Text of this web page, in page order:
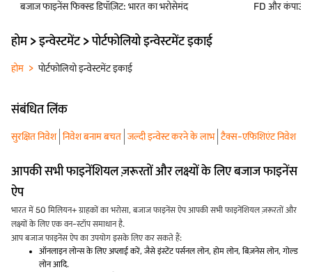
बजाज फाइनेंस फिक्स्ड डिपॉज़िट: भारत का भरोसेमंद FD और
होम > इन्वेस्टमेंट > पोर्टफोलियो इन्वेस्टमेंट इकाई
होम पोर्टफोलियो इन्वेस्टमेंट इकाई
संबंधित लिंक
सुरक्षित निवेश निवेश बनाम बचत जल्दी इन्वेस्ट करने के लाभ टैक्स-एफिशिएंट निवेश
आपकी सभी फाइनेंशियल ज़रूरतों और लक्ष्यों के लिए बजाज फाइनेंस
ऐप
भारत में 50 मिलियन+ ग्राहकों का भरोसा, बजाज फाइनेंस ऐप आपकी सभी फाइनेंशियल ज़रूरतों और
लक्ष्यों के लिए एक वन-स्टॉप समाधान है.
आप बजाज फाइनेंस ऐप का उपयोग इसके लिए कर सकते हैं:
ऑनलाइन लोन्स के लिए अप्लाई करें, जैसे इंस्टेंट पर्सनल लोन, होम लोन, बिज़नेस लोन, गोल्ड
लोन आदि.